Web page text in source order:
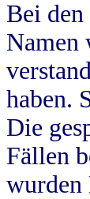
Bei
Namen
haben.
Die
Fällen
wurden